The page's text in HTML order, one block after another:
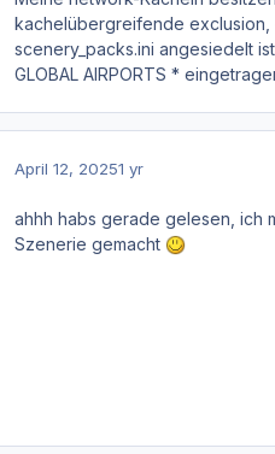
kachelübergreifende exclusion,
scenery_packs.ini angesiedelt
GLOBAL AIRPORTS *
April 12, 20251 yr
ahhh habs gerade gelesen, ich
Szenerie gemacht